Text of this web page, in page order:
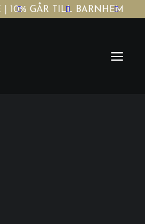
| 10% GÅR TILL BARNHEM
finns i
we are
name